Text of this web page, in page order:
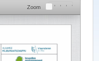
Zoom